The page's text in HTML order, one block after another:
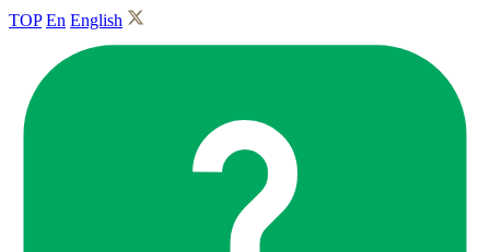
TOP En English